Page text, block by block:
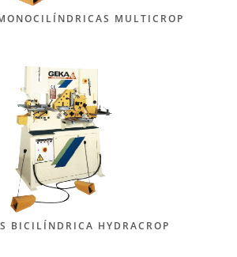
MULTICROP
BICILÍNDRICA HYDRACROP